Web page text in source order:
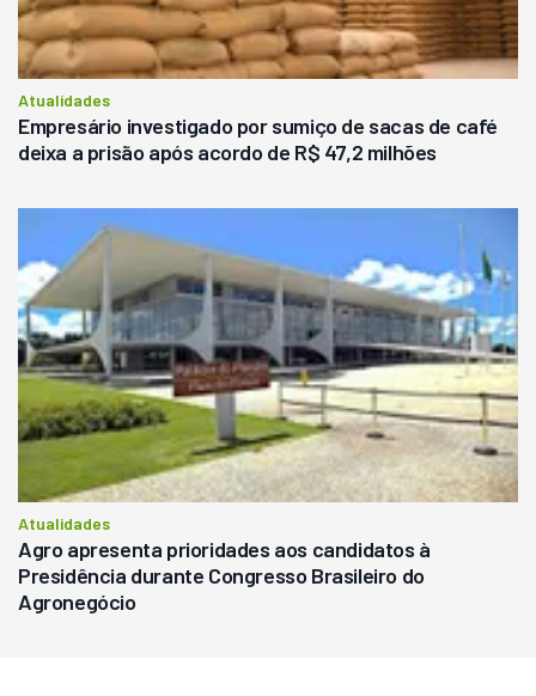
Atualidades
Empresário investigado por sumiço de sacas de café
deixa a prisão após acordo de R$ 47,2 milhões
Atualidades
Agro apresenta prioridades aos candidatos à
Presidência durante Congresso Brasileiro do
Agronegócio